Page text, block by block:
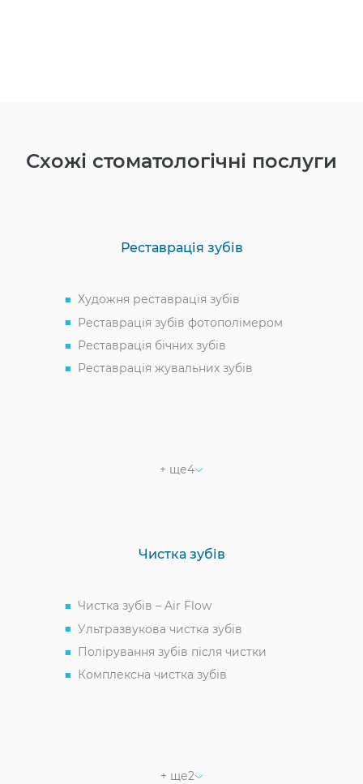
Схожі стоматологічні послуги
Реставрація зубів
Художня реставрація зубів
Реставрація зубів фотополімером
Реставрація бічних зубів
Реставрація жувальних зубів
+ ще4
Чистка зубів
Чистка зубів – Air Flow
Ультразвукова чистка зубів
Полірування зубів після чистки
Комплексна чистка зубів
+ ще2